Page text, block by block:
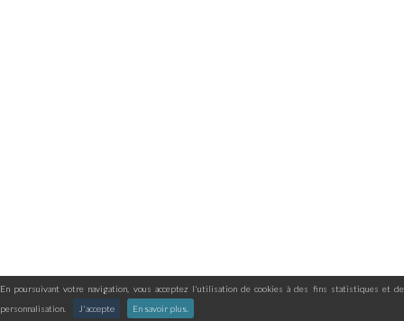
En poursuivant votre navigation, vous acceptez l'utilisation de cookies à des fins statistiques et de
personnalisation.
J'accepte En savoir plus.